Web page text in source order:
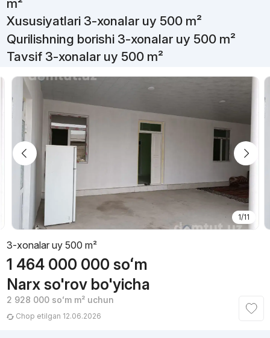
m²
Xususiyatlari 3-xonalar uy 500 m²
Qurilishning borishi 3-xonalar uy 500 m²
Tavsif 3-xonalar uy 500 m²
1/11
3-xonalar uy 500 m²
1 464 000 000 soʻm
Narx so'rov bo'yicha
2 928 000 soʻmm² uchun
Chop etilgan 12.06.2026